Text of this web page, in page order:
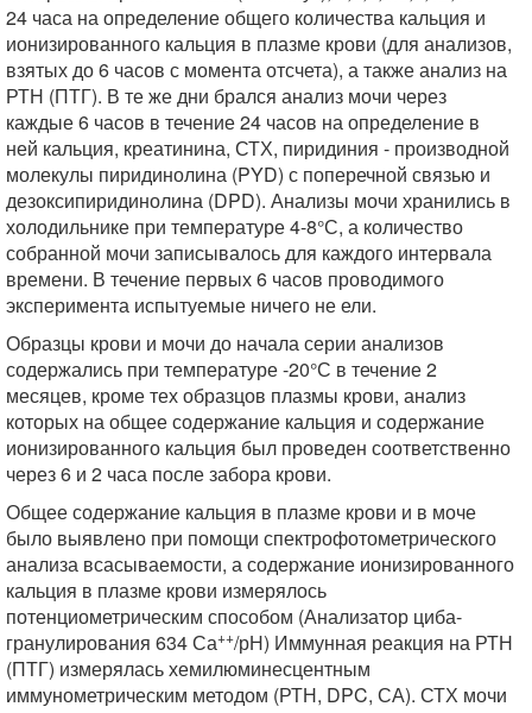
24 часа на определение общего количества кальция и
ионизированного кальция в плазме крови (для анализов,
взятых до 6 часов с момента отсчета), а также анализ на
РТН (ПТГ). В те же дни брался анализ мочи через
каждые 6 часов в течение 24 часов на определение в
ней кальция, креатинина, СТХ, пиридиния - производной
молекулы пиридинолина (PYD) с поперечной связью и
дезоксипиридинолина (DPD). Анализы мочи хранились в
холодильнике при температуре 4-8°С, а количество
собранной мочи записывалось для каждого интервала
времени. В течение первых 6 часов проводимого
эксперимента испытуемые ничего не ели.
Образцы крови и мочи до начала серии анализов
содержались при температуре -20°С в течение 2
месяцев, кроме тех образцов плазмы крови, анализ
которых на общее содержание кальция и содержание
ионизированного кальция был проведен соответственно
через 6 и 2 часа после забора крови.
Общее содержание кальция в плазме крови и в моче
было выявлено при помощи спектрофотометрического
анализа всасываемости, а содержание ионизированного
кальция в плазме крови измерялось
потенциометрическим способом (Анализатор циба-
гранулирования 634 Са++/рН) Иммунная реакция на РТН
(ПТГ) измерялась хемилюминесцентным
иммунометрическим методом (РТН, DPC, СА). СТХ мочи